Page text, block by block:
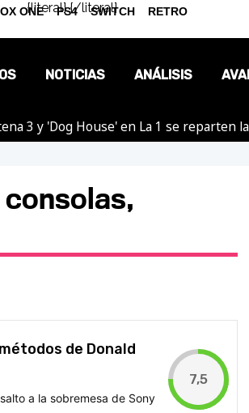
{literal}{/literal}
NOTICIAS
OPINIÓN
ANÁLISIS
3 y 'Dog House' en La 1 se reparten
de Donald
a la sobremesa de Sony
7,5
ONE PS4 SWITCH RETRO